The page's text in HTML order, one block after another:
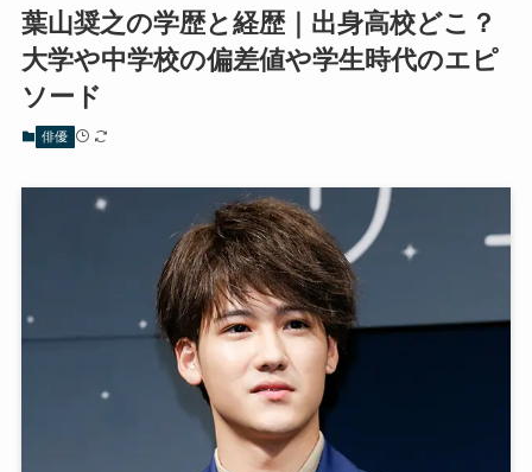
葉山奨之の学歴と経歴｜出身高校どこ？
大学や中学校の偏差値や学生時代のエピ
ソード
俳優